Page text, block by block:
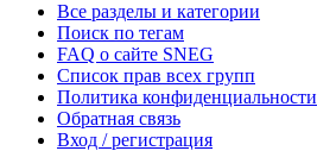
Все разделы и категории
Поиск по тегам
FAQ о сайте SNEG
Список прав всех групп
Политика конфиденциальности
Обратная связь
Вход / регистрация